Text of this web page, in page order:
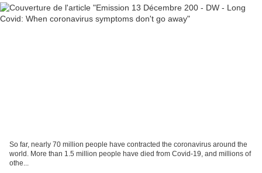
So far, nearly 70 million people have contracted the coronavirus around the
world. More than 1.5 million people have died from Covid-19, and millions of
othe...